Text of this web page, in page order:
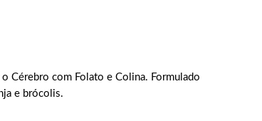
Cérebro com Folato e Colina. Formulado
e brócolis.